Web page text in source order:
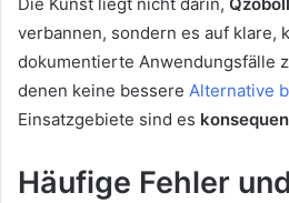
verbannen, sondern es auf klare,
dokumentierte Anwendungsfälle
denen keine bessere Alternative
Einsatzgebiete sind es
Häufige Fehler und